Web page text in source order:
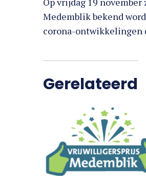
Medemblik bekend
corona-ontwikkelingen
Gerelateerd